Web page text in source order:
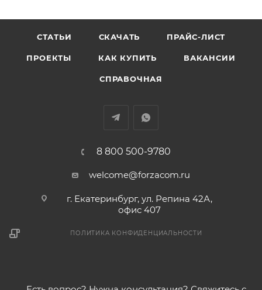
СТАТЬИ СКАЧАТЬ ПРАЙС-ЛИСТ
ПРОЕКТЫ КАК КУПИТЬ ВАКАНСИИ
СПРАВОЧНАЯ
8 800 500-9780
welcome@forzacom.ru
г. Екатеринбург, ул. Репина 42А,
офис 407
ПОЛИТИКА КОНФИДЕНЦИАЛЬНОСТИ